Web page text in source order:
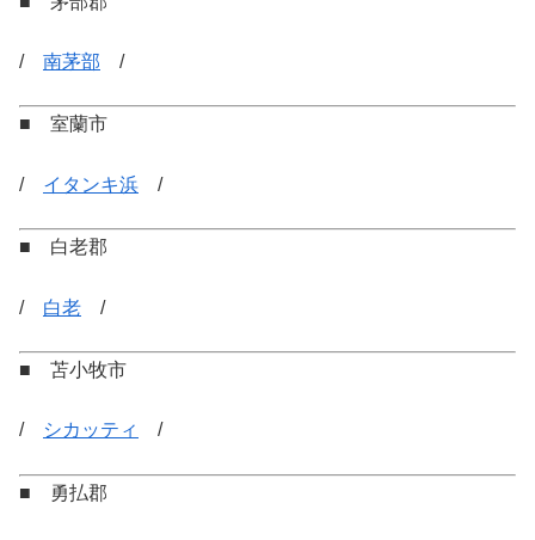
/ 南茅部 /
■ 室蘭市
/ イタンキ浜 /
■ 白老郡
/ 白老 /
■ 苫小牧市
/ シカッティ /
■ 勇払郡